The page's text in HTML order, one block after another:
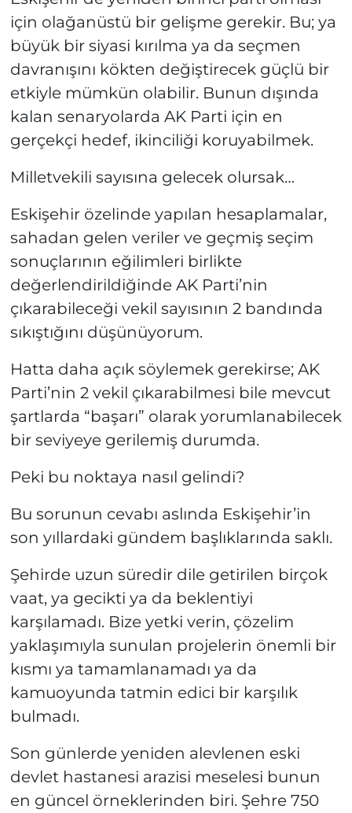
için olağanüstü bir gelişme gerekir. Bu; ya
büyük bir siyasi kırılma ya da seçmen
davranışını kökten değiştirecek güçlü bir
etkiyle mümkün olabilir. Bunun dışında
kalan senaryolarda AK Parti için en
gerçekçi hedef, ikinciliği koruyabilmek.
Milletvekili sayısına gelecek olursak…
Eskişehir özelinde yapılan hesaplamalar,
sahadan gelen veriler ve geçmiş seçim
sonuçlarının eğilimleri birlikte
değerlendirildiğinde AK Parti’nin
çıkarabileceği vekil sayısının 2 bandında
sıkıştığını düşünüyorum.
Hatta daha açık söylemek gerekirse; AK
Parti’nin 2 vekil çıkarabilmesi bile mevcut
şartlarda “başarı” olarak yorumlanabilecek
bir seviyeye gerilemiş durumda.
Peki bu noktaya nasıl gelindi?
Bu sorunun cevabı aslında Eskişehir’in
son yıllardaki gündem başlıklarında saklı.
Şehirde uzun süredir dile getirilen birçok
vaat, ya gecikti ya da beklentiyi
karşılamadı. Bize yetki verin, çözelim
yaklaşımıyla sunulan projelerin önemli bir
kısmı ya tamamlanamadı ya da
kamuoyunda tatmin edici bir karşılık
bulmadı.
Son günlerde yeniden alevlenen eski
devlet hastanesi arazisi meselesi bunun
en güncel örneklerinden biri. Şehre 750